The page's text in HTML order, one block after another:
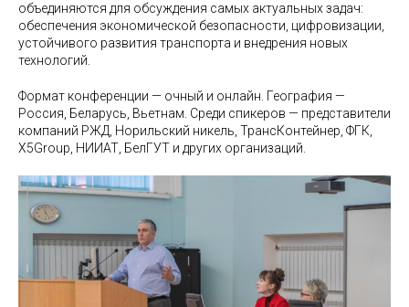
объединяются для обсуждения самых актуальных задач:
обеспечения экономической безопасности, цифровизации,
устойчивого развития транспорта и внедрения новых
технологий.
Формат конференции — очный и онлайн. География —
Россия, Беларусь, Вьетнам. Среди спикеров — представители
компаний РЖД, Норильский никель, ТрансКонтейнер, ФГК,
X5Group, НИИАТ, БелГУТ и других организаций.